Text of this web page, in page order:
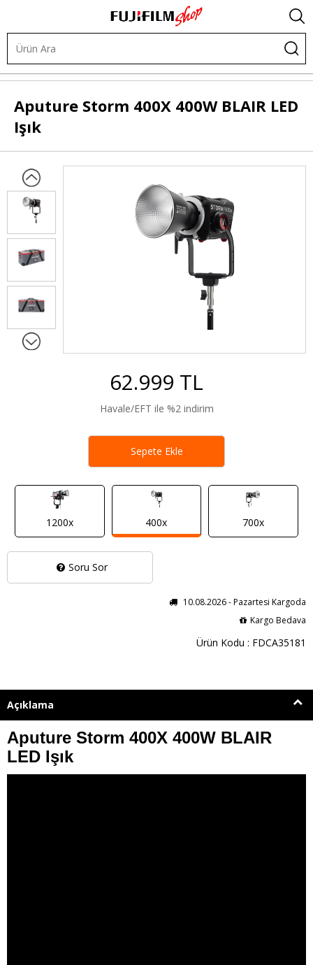
Şekillendirilebilir LED
Aputure Storm 400X 400W BLAIR LED
Işık
Soru Sor
62.999 TL
Havale/EFT ile %2 indirim
1200x 400x 700x
10.08.2026 - Pazartesi Kargoda
Kargo Bedava
Ürün Kodu : FDCA35181
Sepete Ekle
Açıklama
Aputure Storm 400X 400W BLAIR
LED Işık